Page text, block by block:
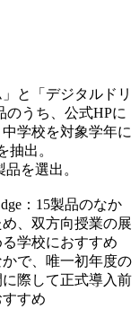
と「デジタルドリ
のうち、公式HPに
学校を対象学年に
抽出。
を選出。
：15製品のなか
、双方向授業の展
学校におすすめ
で、唯一初年度の
際して正式導入前
すめ